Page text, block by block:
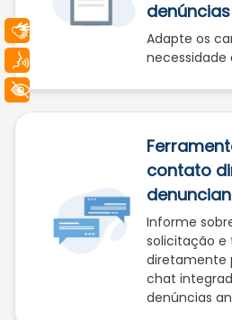
denúncias
Adapte os
necessidade
contato
Informe
solicitação e
diretamente
chat
denúncias
Libras
+ Acessibilidade